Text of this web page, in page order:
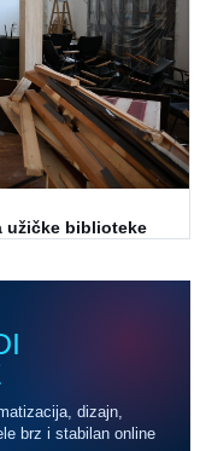
užičke biblioteke
dizajn,
brz i stabilan online